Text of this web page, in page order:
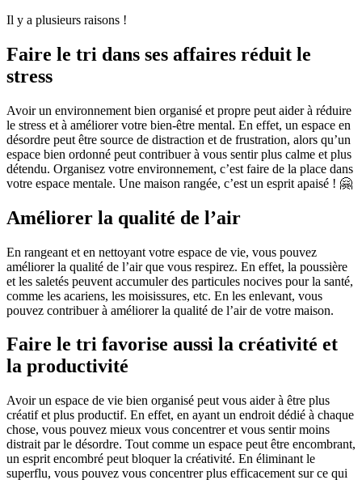
Il y a plusieurs raisons !
Faire le tri dans ses affaires réduit le
stress
Avoir un environnement bien organisé et propre peut aider à réduire
le stress et à améliorer votre bien-être mental. En effet, un espace en
désordre peut être source de distraction et de frustration, alors qu’un
espace bien ordonné peut contribuer à vous sentir plus calme et plus
détendu. Organisez votre environnement, c’est faire de la place dans
votre espace mentale. Une maison rangée, c’est un esprit apaisé ! 🤗
Améliorer la qualité de l’air
En rangeant et en nettoyant votre espace de vie, vous pouvez
améliorer la qualité de l’air que vous respirez. En effet, la poussière
et les saletés peuvent accumuler des particules nocives pour la santé,
comme les acariens, les moisissures, etc. En les enlevant, vous
pouvez contribuer à améliorer la qualité de l’air de votre maison.
Faire le tri favorise aussi la créativité et
la productivité
Avoir un espace de vie bien organisé peut vous aider à être plus
créatif et plus productif. En effet, en ayant un endroit dédié à chaque
chose, vous pouvez mieux vous concentrer et vous sentir moins
distrait par le désordre. Tout comme un espace peut être encombrant,
un esprit encombré peut bloquer la créativité. En éliminant le
superflu, vous pouvez vous concentrer plus efficacement sur ce qui